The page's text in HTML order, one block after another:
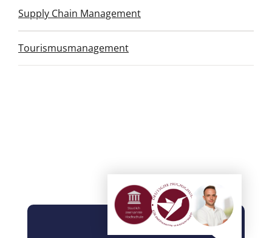
Supply Chain Management
Tourismusmanagement